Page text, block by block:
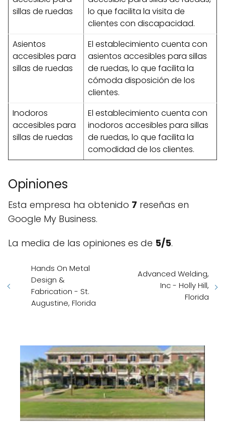
sillas de ruedas
lo que facilita la visita de
clientes con discapacidad.
Asientos
accesibles para
sillas de ruedas
El establecimiento cuenta con
asientos accesibles para sillas
de ruedas, lo que facilita la
cómoda disposición de los
clientes.
Inodoros
accesibles para
sillas de ruedas
El establecimiento cuenta con
inodoros accesibles para sillas
de ruedas, lo que facilita la
comodidad de los clientes.
Opiniones
Esta empresa ha obtenido 7 reseñas en
Google My Business.
La media de las opiniones es de 5/5.
Hands On Metal
Design &
Fabrication - St.
Augustine, Florida
Advanced Welding,
Inc - Holly Hill,
Florida